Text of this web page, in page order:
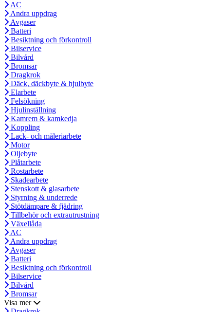
AC
Andra uppdrag
Avgaser
Batteri
Besiktning och förkontroll
Bilservice
Bilvård
Bromsar
Dragkrok
Däck, däckbyte & hjulbyte
Elarbete
Felsökning
Hjulinställning
Kamrem & kamkedja
Koppling
Lack- och måleriarbete
Motor
Oljebyte
Plåtarbete
Rostarbete
Skadearbete
Stenskott & glasarbete
Styrning & underrede
Stötdämpare & fjädring
Tillbehör och extrautrustning
Växellåda
AC
Andra uppdrag
Avgaser
Batteri
Besiktning och förkontroll
Bilservice
Bilvård
Bromsar
Visa mer